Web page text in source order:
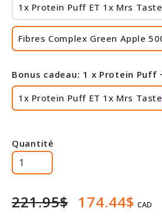
1x Protein Puff ET 1x Mrs Taste
Fibres Complex Green Apple
Bonus cadeau: 1 x Protein Puff
1x Protein Puff ET 1x Mrs Taste
Quantité
221.95$ 174.44$ CAD